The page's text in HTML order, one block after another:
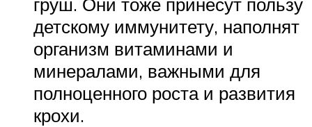
детскому иммунитету, наполнят
организм витаминами и
минералами, важными для
полноценного роста и развития
крохи.